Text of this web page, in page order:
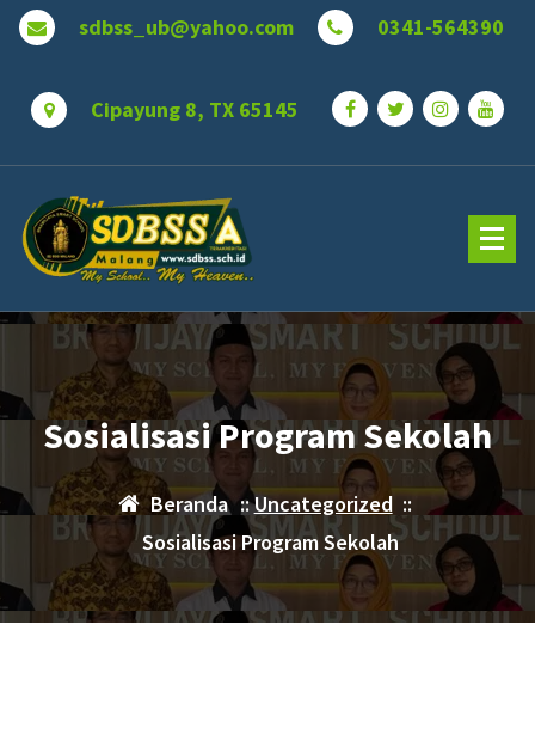
Lewati
sdbss_ub@yahoo.com 0341-564390
Cipayung 8, TX 65145
Sosialisasi Program Sekolah
Beranda ::Uncategorized::
Sosialisasi Program Sekolah